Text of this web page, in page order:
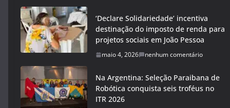
‘Declare Solidariedade’ incentiva
destinação do imposto de renda para
projetos sociais em João Pessoa
maio 4, 2026 nenhum comentário
Na Argentina: Seleção Paraibana de
Robótica conquista seis troféus no
ITR 2026